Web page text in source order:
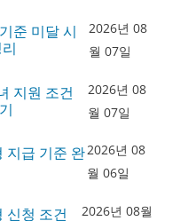
준 미달 시
2026년 08
월 07일
지원 조건
2026년 08
월 07일
지급 기준 완2026년 08
월 06일
신청 조건
2026년 08월